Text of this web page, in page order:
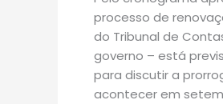
processo de
do Tribunal de
governo – está
para discutir a
acontecer em